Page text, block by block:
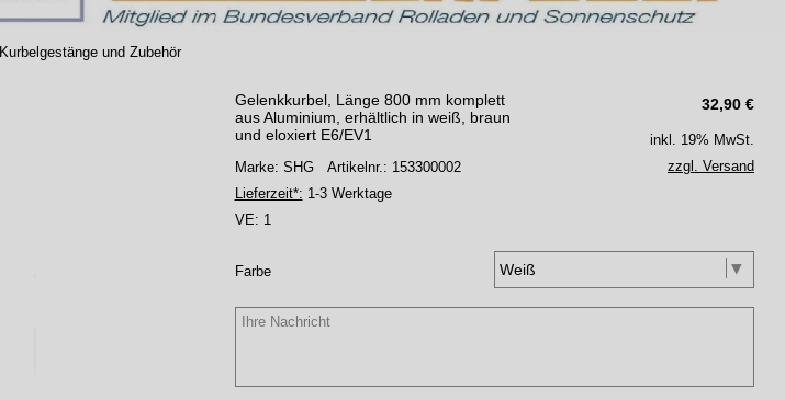
Kurbelgestänge und Zubehör
32,90 €
Gelenkkurbel, Länge 800 mm komplett
aus Aluminium, erhältlich in weiß, braun
und eloxiert E6/EV1
Marke: SHG Artikelnr.: 153300002
Lieferzeit*: 1-3 Werktage
VE: 1
inkl. 19% MwSt.
zzgl. Versand
Farbe